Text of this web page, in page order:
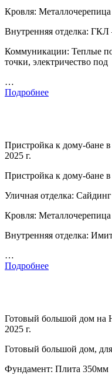
Кровля:
Внутренняя отделка:
Коммуникации: Теплые
точки, электричество под
…
Подробнее
Пристройка к дому-бане
2025 г.
Пристройка к дому-бане
Уличная отделка:
Кровля:
Внутренняя отделка:
…
Подробнее
Готовый большой дом на
2025 г.
Готовый большой дом,
Фундамент: Плита 350мм